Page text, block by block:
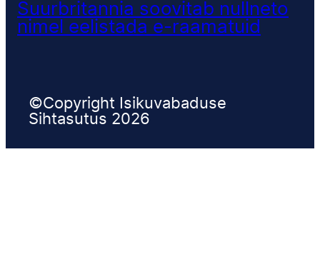
Suurbritannia soovitab nullneto
nimel eelistada e-raamatuid
©Copyright Isikuvabaduse
Sihtasutus 2026